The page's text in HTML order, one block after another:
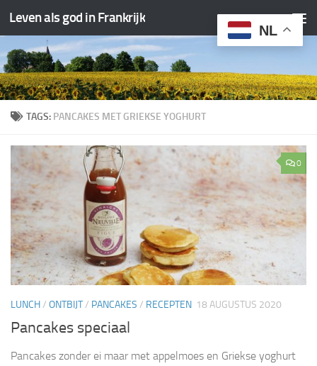
Doorgaan naar inhoud
Leven als god in Frankrijk
TAGS: PANCAKES MET GRIEKSE YOGHURT
0
LUNCH/ ONTBIJT/ PANCAKES / RECEPTEN 18 AUGUSTUS 2020
Pancakes speciaal
Pancakes zonder ei maar met appelmoes en Griekse yoghurt
NL